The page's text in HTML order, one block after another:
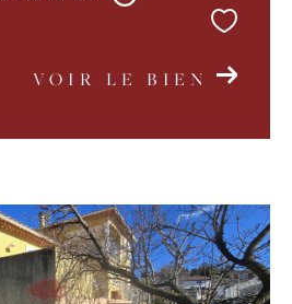
VOIR LE BIEN